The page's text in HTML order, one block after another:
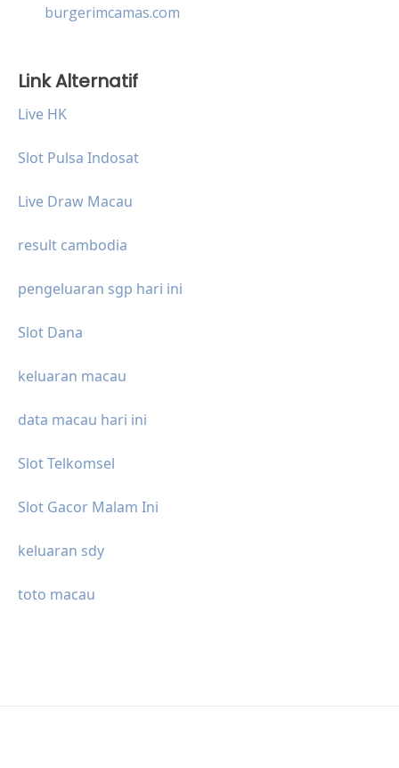
burgerimcamas.com
Link Alternatif
Live HK
Slot Pulsa Indosat
Live Draw Macau
result cambodia
pengeluaran sgp hari ini
Slot Dana
keluaran macau
data macau hari ini
Slot Telkomsel
Slot Gacor Malam Ini
keluaran sdy
toto macau